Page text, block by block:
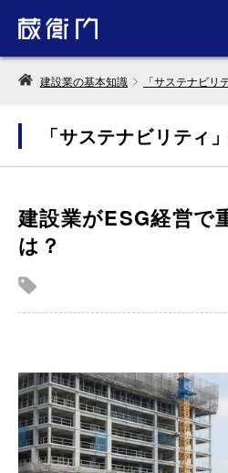
建設業の基本知識 「サステナビリ
「サステナビリティ
建設業がESG経営で
は？